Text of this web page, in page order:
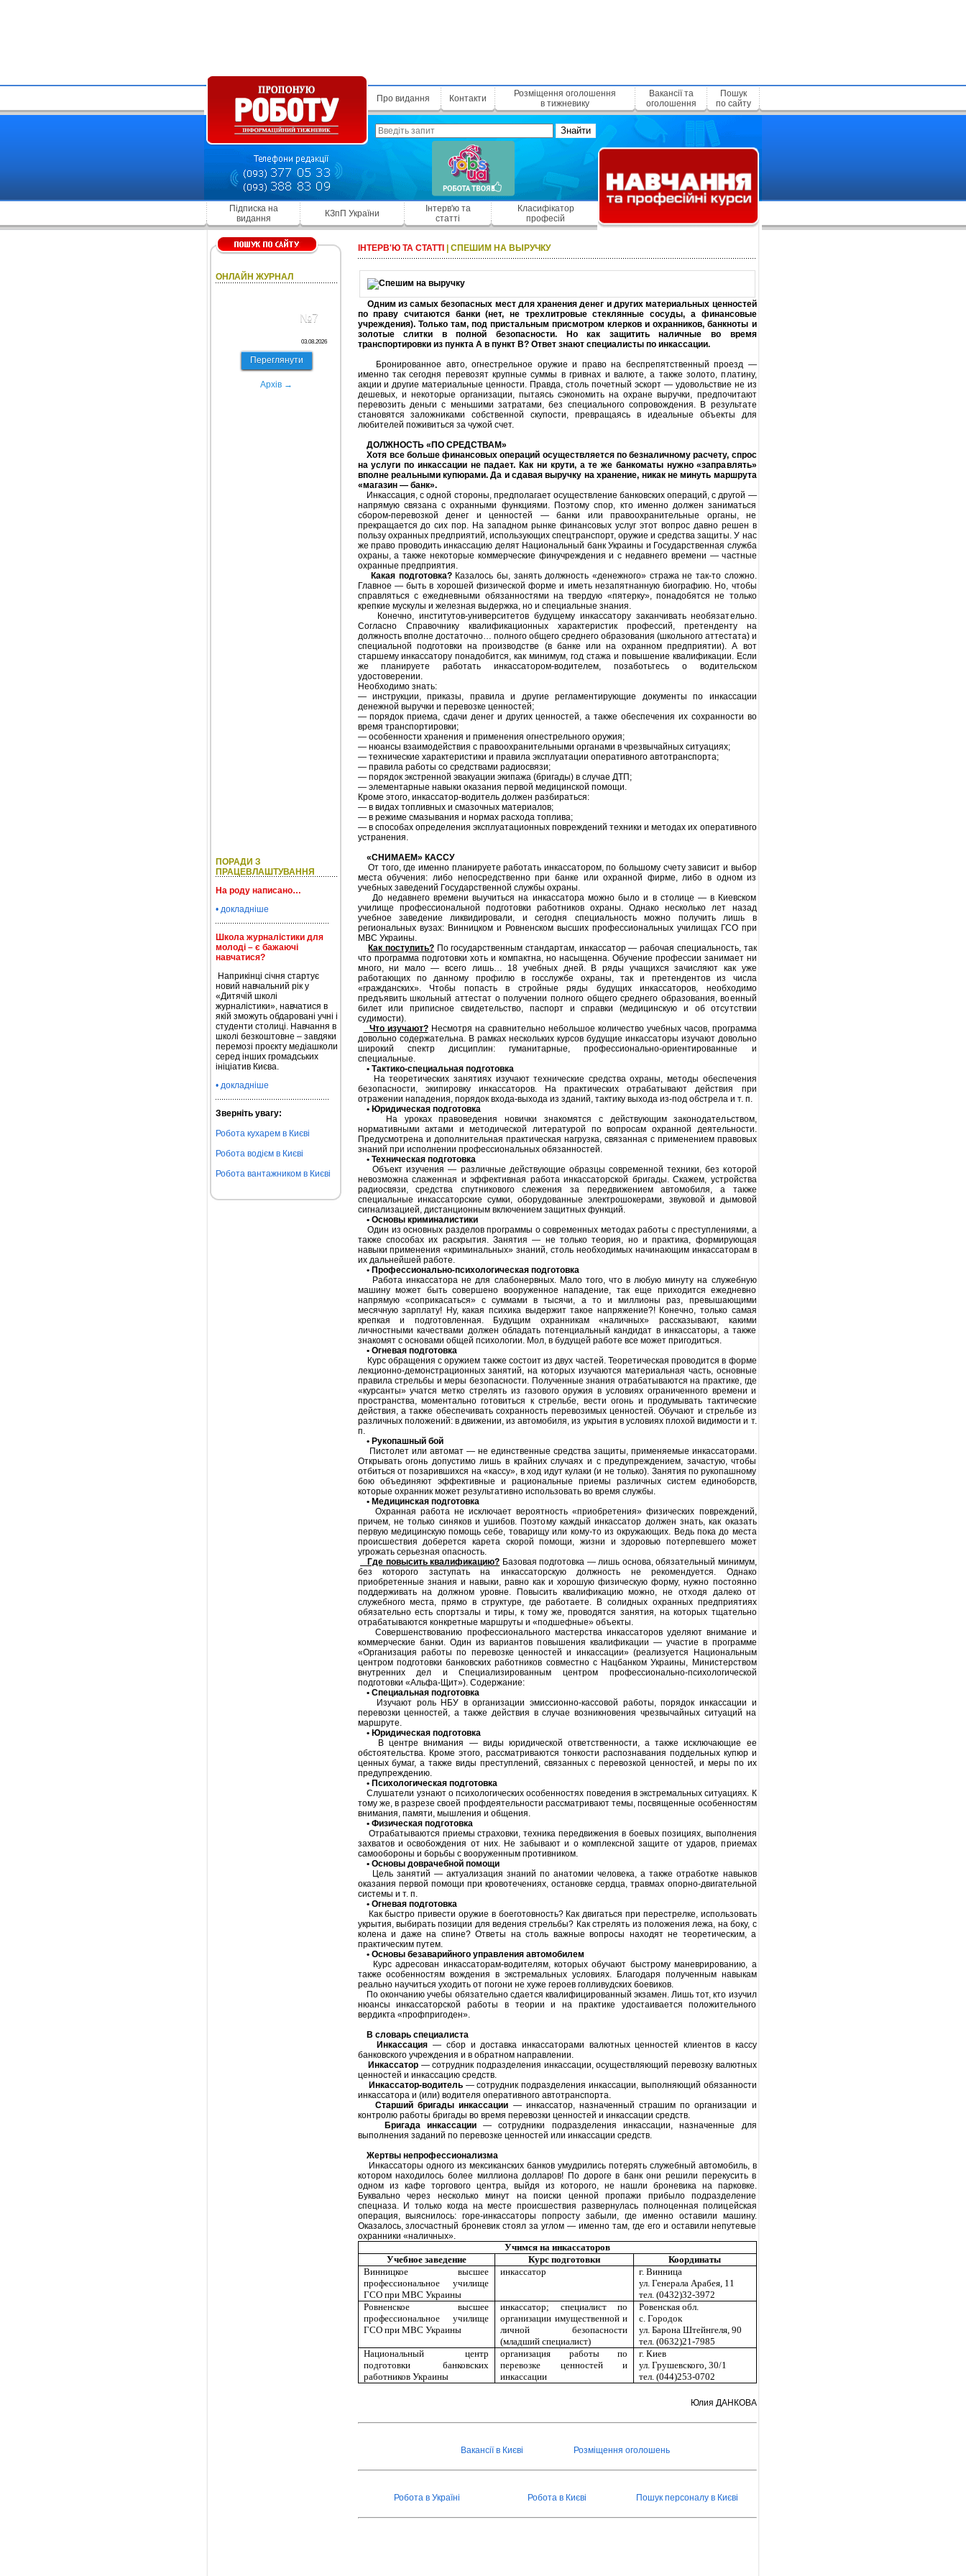
Знайти
Про видання Контакти
Розміщення оголошення
в тижневику
Вакансії та
оголошення
Пошук
по сайту
Підписка на
видання
КЗпП України
Інтерв'ю та
статті
Класифікатор
професій
ОНЛАЙН ЖУРНАЛ
№7
03.08.2026
Переглянути
Архів →
ПОРАДИ З
ПРАЦЕВЛАШТУВАННЯ
На роду написано…
• докладніше
Школа журналістики для
молоді – є бажаючі
навчатися?
Наприкінці січня стартує
новий навчальний рік у
«Дитячій школі
журналістики», навчатися в
якій зможуть обдаровані учні і
студенти столиці. Навчання в
школі безкоштовне – завдяки
перемозі проєкту медіашколи
серед інших громадських
ініціатив Києва.
• докладніше
Зверніть увагу:
Робота кухарем в Києві
Робота водієм в Києві
Робота вантажником в Києві
ІНТЕРВ'Ю ТА СТАТТІ СПЕШИМ НА ВЫРУЧКУ
Одним из самых безопасных мест для хранения денег и других материальных ценностей
по праву считаются банки (нет, не трехлитровые стеклянные сосуды, а финансовые
учреждения). Только там, под пристальным присмотром клерков и охранников, банкноты и
золотые слитки в полной безопасности. Но как защитить наличные во время
транспортировки из пункта А в пункт В? Ответ знают специалисты по инкассации.
Бронированное авто, огнестрельное оружие и право на беспрепятственный проезд —
именно так сегодня перевозят крупные суммы в гривнах и валюте, а также золото, платину,
акции и другие материальные ценности. Правда, столь почетный эскорт — удовольствие не из
дешевых, и некоторые организации, пытаясь сэкономить на охране выручки, предпочитают
перевозить деньги с меньшими затратами, без специального сопровождения. В результате
становятся заложниками собственной скупости, превращаясь в идеальные объекты для
любителей поживиться за чужой счет.
ДОЛЖНОСТЬ «ПО СРЕДСТВАМ»
Хотя все больше финансовых операций осуществляется по безналичному расчету, спрос
на услуги по инкассации не падает. Как ни крути, а те же банкоматы нужно «заправлять»
вполне реальными купюрами. Да и сдавая выручку на хранение, никак не минуть маршрута
«магазин — банк».
Инкассация, с одной стороны, предполагает осуществление банковских операций, с другой —
напрямую связана с охранными функциями. Поэтому спор, кто именно должен заниматься
сбором-перевозкой денег и ценностей — банки или правоохранительные органы, не
прекращается до сих пор. На западном рынке финансовых услуг этот вопрос давно решен в
пользу охранных предприятий, использующих спецтранспорт, оружие и средства защиты. У нас
же право проводить инкассацию делят Национальный банк Украины и Государственная служба
охраны, а также некоторые коммерческие финучреждения и с недавнего времени — частные
охранные предприятия.
Какая подготовка?Казалось бы, занять должность «денежного» стража не так-то сложно.
Главное — быть в хорошей физической форме и иметь незапятнанную биографию. Но, чтобы
справляться с ежедневными обязанностями на твердую «пятерку», понадобятся не только
крепкие мускулы и железная выдержка, но и специальные знания.
Конечно, институтов-университетов будущему инкассатору заканчивать необязательно.
Согласно Справочнику квалификационных характеристик профессий, претенденту на
должность вполне достаточно… полного общего среднего образования (школьного аттестата) и
специальной подготовки на производстве (в банке или на охранном предприятии). А вот
старшему инкассатору понадобится, как минимум, год стажа и повышение квалификации. Если
же планируете работать инкассатором-водителем, позаботьтесь о водительском
удостоверении.
Необходимо знать:
— инструкции, приказы, правила и другие регламентирующие документы по инкассации
денежной выручки и перевозке ценностей;
— порядок приема, сдачи денег и других ценностей, а также обеспечения их сохранности во
время транспортировки;
— особенности хранения и применения огнестрельного оружия;
— нюансы взаимодействия с правоохранительными органами в чрезвычайных ситуациях;
— технические характеристики и правила эксплуатации оперативного автотранспорта;
— правила работы со средствами радиосвязи;
— порядок экстренной эвакуации экипажа (бригады) в случае ДТП;
— элементарные навыки оказания первой медицинской помощи.
Кроме этого, инкассатор-водитель должен разбираться:
— в видах топливных и смазочных материалов;
— в режиме смазывания и нормах расхода топлива;
— в способах определения эксплуатационных повреждений техники и методах их оперативного
устранения.
«СНИМАЕМ» КАССУ
От того, где именно планируете работать инкассатором, по большому счету зависит и выбор
места обучения: либо непосредственно при банке или охранной фирме, либо в одном из
учебных заведений Государственной службы охраны.
До недавнего времени выучиться на инкассатора можно было и в столице — в Киевском
училище профессиональной подготовки работников охраны. Однако несколько лет назад
учебное заведение ликвидировали, и сегодня специальность можно получить лишь в
региональных вузах: Винницком и Ровненском высших профессиональных училищах ГСО при
МВС Украины.
Как поступить?По государственным стандартам, инкассатор — рабочая специальность, так
что программа подготовки хоть и компактна, но насыщенна. Обучение профессии занимает ни
много, ни мало — всего лишь… 18 учебных дней. В ряды учащихся зачисляют как уже
работающих по данному профилю в госслужбе охраны, так и претендентов из числа
«гражданских». Чтобы попасть в стройные ряды будущих инкассаторов, необходимо
предъявить школьный аттестат о получении полного общего среднего образования, военный
билет или приписное свидетельство, паспорт и справки (медицинскую и об отсутствии
судимости).
Что изучают?Несмотря на сравнительно небольшое количество учебных часов, программа
довольно содержательна. В рамках нескольких курсов будущие инкассаторы изучают довольно
широкий спектр дисциплин: гуманитарные, профессионально-ориентированные и
специальные.
• Тактико-специальная подготовка
На теоретических занятиях изучают технические средства охраны, методы обеспечения
безопасности, экипировку инкассаторов. На практических отрабатывают действия при
отражении нападения, порядок входа-выхода из зданий, тактику выхода из-под обстрела и т. п.
• Юридическая подготовка
На уроках правоведения новички знакомятся с действующим законодательством,
нормативными актами и методической литературой по вопросам охранной деятельности.
Предусмотрена и дополнительная практическая нагрузка, связанная с применением правовых
знаний при исполнении профессиональных обязанностей.
• Техническая подготовка
Объект изучения — различные действующие образцы современной техники, без которой
невозможна слаженная и эффективная работа инкассаторской бригады. Скажем, устройства
радиосвязи, средства спутникового слежения за передвижением автомобиля, а также
специальные инкассаторские сумки, оборудованные электрошокерами, звуковой и дымовой
сигнализацией, дистанционным включением защитных функций.
• Основы криминалистики
Один из основных разделов программы о современных методах работы с преступлениями, а
также способах их раскрытия. Занятия — не только теория, но и практика, формирующая
навыки применения «криминальных» знаний, столь необходимых начинающим инкассаторам в
их дальнейшей работе.
• Профессионально-психологическая подготовка
Работа инкассатора не для слабонервных. Мало того, что в любую минуту на служебную
машину может быть совершено вооруженное нападение, так еще приходится ежедневно
напрямую «соприкасаться» с суммами в тысячи, а то и миллионы раз, превышающими
месячную зарплату! Ну, какая психика выдержит такое напряжение?! Конечно, только самая
крепкая и подготовленная. Будущим охранникам «наличных» рассказывают, какими
личностными качествами должен обладать потенциальный кандидат в инкассаторы, а также
знакомят с основами общей психологии. Мол, в будущей работе все может пригодиться.
• Огневая подготовка
Курс обращения с оружием также состоит из двух частей. Теоретическая проводится в форме
лекционно-демонстрационных занятий, на которых изучаются материальная часть, основные
правила стрельбы и меры безопасности. Полученные знания отрабатываются на практике, где
«курсанты» учатся метко стрелять из газового оружия в условиях ограниченного времени и
пространства, моментально готовиться к стрельбе, вести огонь и продумывать тактические
действия, а также обеспечивать сохранность перевозимых ценностей. Обучают и стрельбе из
различных положений: в движении, из автомобиля, из укрытия в условиях плохой видимости и т.
п.
• Рукопашный бой
Пистолет или автомат — не единственные средства защиты, применяемые инкассаторами.
Открывать огонь допустимо лишь в крайних случаях и с предупреждением, зачастую, чтобы
отбиться от позарившихся на «кассу», в ход идут кулаки (и не только). Занятия по рукопашному
бою объединяют эффективные и рациональные приемы различных систем единоборств,
которые охранник может результативно использовать во время службы.
• Медицинская подготовка
Охранная работа не исключает вероятность «приобретения» физических повреждений,
причем, не только синяков и ушибов. Поэтому каждый инкассатор должен знать, как оказать
первую медицинскую помощь себе, товарищу или кому-то из окружающих. Ведь пока до места
происшествия доберется карета скорой помощи, жизни и здоровью потерпевшего может
угрожать серьезная опасность.
Где повысить квалификацию? Базовая подготовка — лишь основа, обязательный минимум,
без которого заступать на инкассаторскую должность не рекомендуется. Однако
приобретенные знания и навыки, равно как и хорошую физическую форму, нужно постоянно
поддерживать на должном уровне. Повысить квалификацию можно, не отходя далеко от
служебного места, прямо в структуре, где работаете. В солидных охранных предприятиях
обязательно есть спортзалы и тиры, к тому же, проводятся занятия, на которых тщательно
отрабатываются конкретные маршруты и «подшефные» объекты.
Совершенствованию профессионального мастерства инкассаторов уделяют внимание и
коммерческие банки. Один из вариантов повышения квалификации — участие в программе
«Организация работы по перевозке ценностей и инкассации» (реализуется Национальным
центром подготовки банковских работников совместно с Нацбанком Украины, Министерством
внутренних дел и Специализированным центром профессионально-психологической
подготовки «Альфа-Щит»). Содержание:
• Специальная подготовка
Изучают роль НБУ в организации эмиссионно-кассовой работы, порядок инкассации и
перевозки ценностей, а также действия в случае возникновения чрезвычайных ситуаций на
маршруте.
• Юридическая подготовка
В центре внимания — виды юридической ответственности, а также исключающие ее
обстоятельства. Кроме этого, рассматриваются тонкости распознавания поддельных купюр и
ценных бумаг, а также виды преступлений, связанных с перевозкой ценностей, и меры по их
предупреждению.
• Психологическая подготовка
Слушатели узнают о психологических особенностях поведения в экстремальных ситуациях. К
тому же, в разрезе своей профдеятельности рассматривают темы, посвященные особенностям
внимания, памяти, мышления и общения.
• Физическая подготовка
Отрабатываются приемы страховки, техника передвижения в боевых позициях, выполнения
захватов и освобождения от них. Не забывают и о комплексной защите от ударов, приемах
самообороны и борьбы с вооруженным противником.
• Основы доврачебной помощи
Цель занятий — актуализация знаний по анатомии человека, а также отработке навыков
оказания первой помощи при кровотечениях, остановке сердца, травмах опорно-двигательной
системы и т. п.
• Огневая подготовка
Как быстро привести оружие в боеготовность? Как двигаться при перестрелке, использовать
укрытия, выбирать позиции для ведения стрельбы? Как стрелять из положения лежа, на боку, с
колена и даже на спине? Ответы на столь важные вопросы находят не теоретическим, а
практическим путем.
• Основы безаварийного управления автомобилем
Курс адресован инкассаторам-водителям, которых обучают быстрому маневрированию, а
также особенностям вождения в экстремальных условиях. Благодаря полученным навыкам
реально научиться уходить от погони не хуже героев голливудских боевиков.
По окончанию учебы обязательно сдается квалифицированный экзамен. Лишь тот, кто изучил
нюансы инкассаторской работы в теории и на практике удостаивается положительного
вердикта «профпригоден».
В словарь специалиста
Инкассация — сбор и доставка инкассаторами валютных ценностей клиентов в кассу
банковского учреждения и в обратном направлении.
Инкассатор — сотрудник подразделения инкассации, осуществляющий перевозку валютных
ценностей и инкассацию средств.
Инкассатор-водитель— сотрудник подразделения инкассации, выполняющий обязанности
инкассатора и (или) водителя оперативного автотранспорта.
Старший бригады инкассации — инкассатор, назначенный страшим по организации и
контролю работы бригады во время перевозки ценностей и инкассации средств.
Бригада инкассации— сотрудники подразделения инкассации, назначенные для
выполнения заданий по перевозке ценностей или инкассации средств.
Жертвы непрофессионализма
Инкассаторы одного из мексиканских банков умудрились потерять служебный автомобиль, в
котором находилось более миллиона долларов! По дороге в банк они решили перекусить в
одном из кафе торгового центра, выйдя из которого, не нашли броневика на парковке.
Буквально через несколько минут на поиски ценной пропажи прибыло подразделение
спецназа. И только когда на месте происшествия развернулась полноценная полицейская
операция, выяснилось: горе-инкассаторы попросту забыли, где именно оставили машину.
Оказалось, злосчастный броневик стоял за углом — именно там, где его и оставили непутевые
охранники «наличных».
Учимся на инкассаторов
Учебное заведение
Курс подготовки
Координаты
Винницкое высшее
профессиональное училище
ГСО при МВС Украины
инкассатор
г. Винница
ул. Генерала Арабея, 11
тел. (0432)32-3972
Ровненское высшее
профессиональное училище
ГСО при МВС Украины
инкассатор; специалист по
организации имущественной и
личной безопасности
(младший специалист)
Ровенская обл.
с. Городок
ул. Барона Штейнгеля, 90
тел. (0632)21-7985
Национальный центр
подготовки банковских
работников Украины
организация работы по
перевозке ценностей и
инкассации
г. Киев
ул. Грушевского, 30/1
тел. (044)253-0702
Юлия ДАНКОВА
Вакансії в Києві Розміщення оголошень
Робота в Україні Робота в Києві Пошук персоналу в Києві